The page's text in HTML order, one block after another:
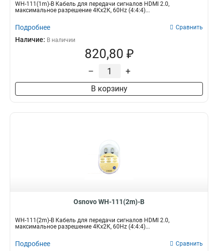
WH-111(1m)-B Кабель для передачи сигналов HDMI 2.0,
максимальное разрешение 4Кх2К, 60Hz (4:4:4)...
Подробнее Сравнить
Наличие: В наличии
820,80 ₽
– +
В корзину
Osnovo WH-111(2m)-B
WH-111(2m)-B Кабель для передачи сигналов HDMI 2.0,
максимальное разрешение 4Кх2К, 60Hz (4:4:4)...
Подробнее Сравнить